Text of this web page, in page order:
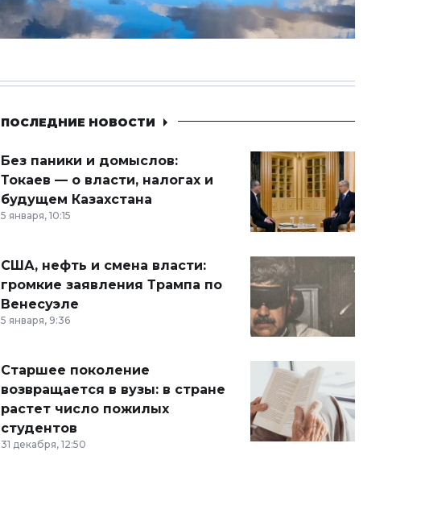
ПОСЛЕДНИЕ НОВОСТИ
Без паники и домыслов:
Токаев — о власти, налогах и
будущем Казахстана
5 января, 10:15
США, нефть и смена власти:
громкие заявления Трампа по
Венесуэле
5 января, 9:36
Старшее поколение
возвращается в вузы: в стране
растет число пожилых
студентов
31 декабря, 12:50